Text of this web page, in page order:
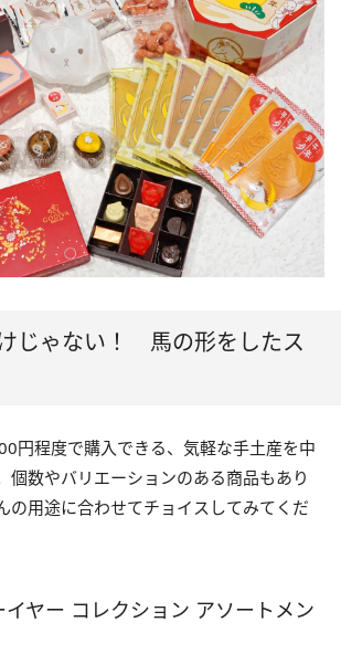
じゃない！ 馬の形をしたス
円程度で購入できる、気軽な手土産を中
個数やバリエーションのある商品もあり
の用途に合わせてチョイスしてみてくだ
イヤー コレクション アソートメン